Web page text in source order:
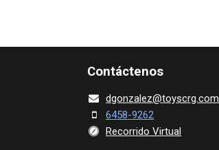
Contácte​nos
dgonza​lez@toy​scrg.c​o​m
6458-9262
Recorrido Virtual